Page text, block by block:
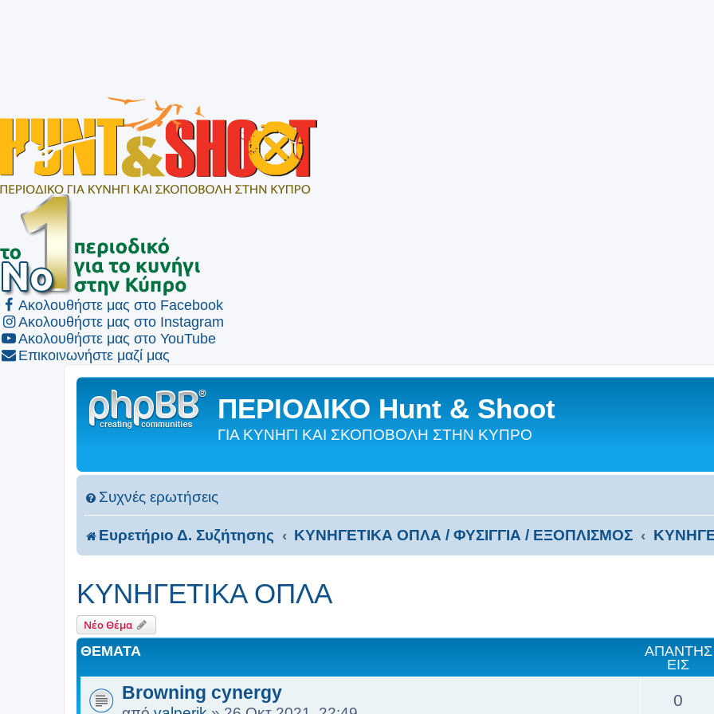
Ακολουθήστε μας στο Facebook
Ακολουθήστε μας στο Instagram
Ακολουθήστε μας στο YouTube
Επικοινωνήστε μαζί μας
ΠΕΡΙΟΔΙΚΟ Hunt & Shoot
ΓΙΑ ΚΥΝΗΓΙ ΚΑΙ ΣΚΟΠΟΒΟΛΗ ΣΤΗΝ ΚΥΠΡΟ
Συχνές ερωτήσεις
Ευρετήριο Δ. Συζήτησης ΚΥΝΗΓΕΤΙΚΑ ΟΠΛΑ / ΦΥΣIΓΓΙΑ / ΕΞΟΠΛΙΣΜΟΣ
ΚΥΝΗΓΕΤΙΚΑ ΟΠΛΑ
Νέο Θέμα
ΘΈΜΑΤΑ
ΑΠΑΝΤΉΣ
ΕΙΣ
Browning cynergy 0